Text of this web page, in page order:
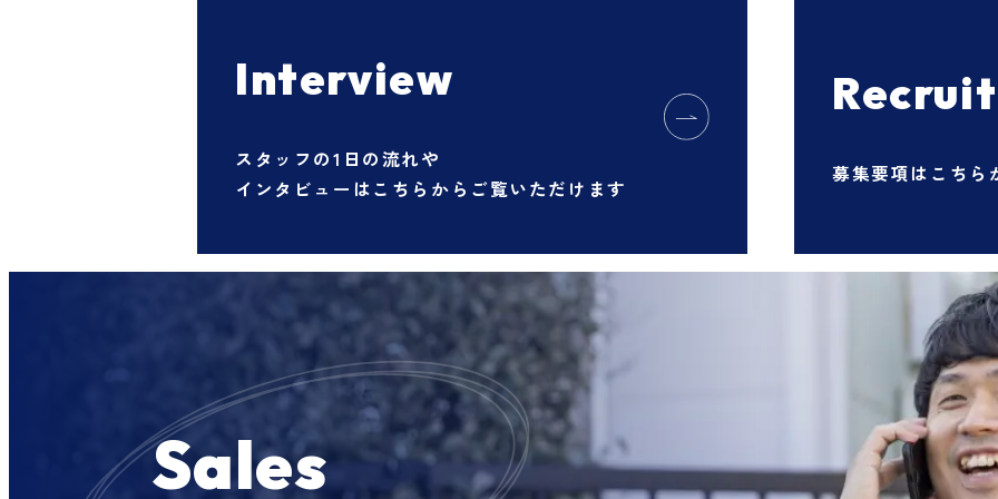
Interview
スタッフの1日の流れや
インタビューはこちらからご覧いただけます
Recruit
募集要項はこちら
Sales